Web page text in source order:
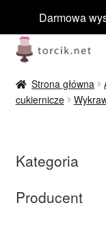
Darmowa
Przejdź
do
nawigacji
Przejdź
do
treści
Jadalne
Barwniki
Tematyczne
Strona główna
cukiernicze
Kategoria
Producent